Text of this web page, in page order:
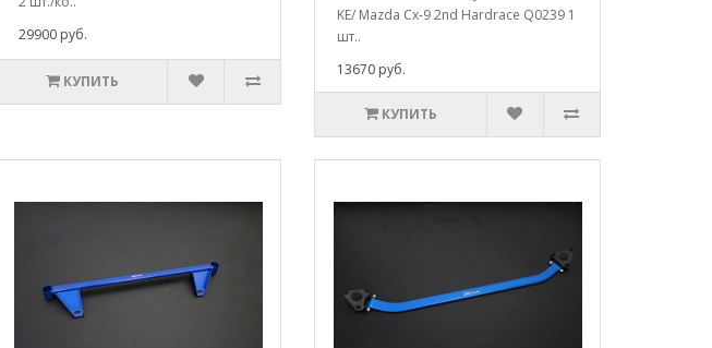
29900 руб.
КУПИТЬ
KE/ Mazda Cx-9 2nd Hardrace Q0239 1
шт..
13670 руб.
КУПИТЬ